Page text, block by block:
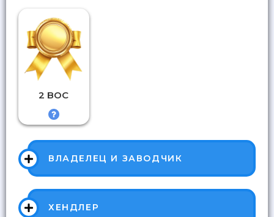
2 BOC
ВЛАДЕЛЕЦ И ЗАВОДЧИК
ХЕНДЛЕР